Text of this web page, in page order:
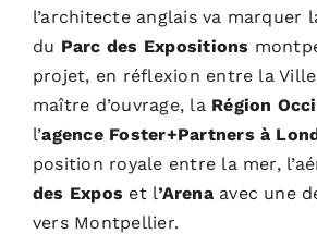
l’architecte anglais va marquer
du Parc des Expositions
projet, en réflexion entre la
maître d’ouvrage, la Région
l’agence Foster+Partners à
position royale entre la mer,
des Expos et l’Arena avec une
vers Montpellier.